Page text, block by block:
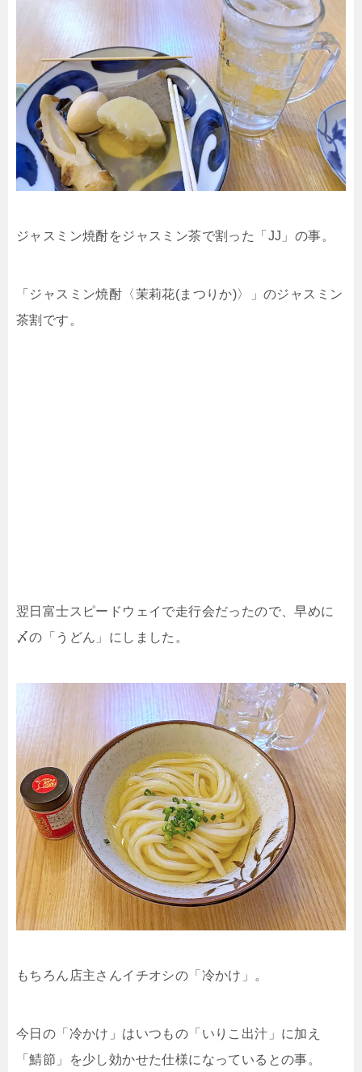
ジャスミン焼酎をジャスミン茶で割った「JJ」の事。
「ジャスミン焼酎〈茉莉花(まつりか)〉」のジャスミン
茶割です。
翌日富士スピードウェイで走行会だったので、早めに
〆の「うどん」にしました。
もちろん店主さんイチオシの「冷かけ」。
今日の「冷かけ」はいつもの「いりこ出汁」に加え
「鯖節」を少し効かせた仕様になっているとの事。